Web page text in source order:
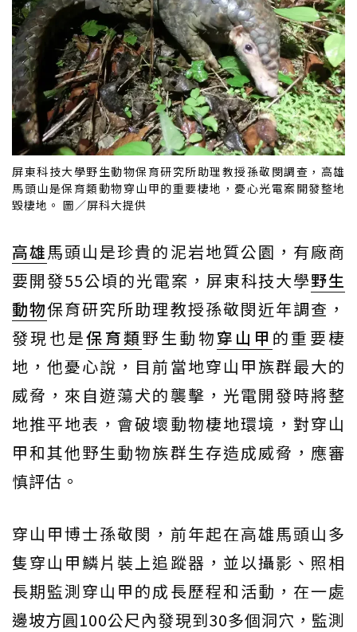
屏東科技大學野生動物保育研究所助理教授孫敬閔調查，高雄
馬頭山是保育類動物穿山甲的重要棲地，憂心光電案開發整地
毀棲地。 圖／屏科大提供
高雄馬頭山是珍貴的泥岩地質公園，有廠商
要開發55公頃的光電案，屏東科技大學野生
動物保育研究所助理教授孫敬閔近年調查，
發現也是保育類野生動物穿山甲 的重要棲
地，他憂心說，目前當地穿山甲族群最大的
威脅，來自遊蕩犬的襲擊，光電開發時將整
地推平地表，會破壞動物棲地環境，對穿山
甲和其他野生動物族群生存造成威脅，應審
慎評估。
穿山甲博士孫敬閔，前年起在高雄馬頭山多
隻穿山甲鱗片裝上追蹤器，並以攝影、照相
長期監測穿山甲的成長歷程和活動，在一處
邊坡方圓100公尺內發現到30多個洞穴，監測